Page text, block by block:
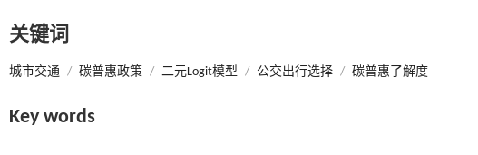
关键词
城市交通 / 碳普惠政策 / 二元Logit模型 / 公交出行选择 / 碳普惠了解度
Key words